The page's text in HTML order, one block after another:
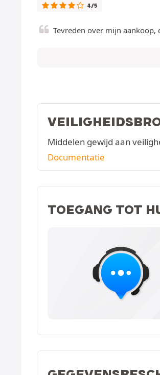
4/5
Tevreden over mijn aankoop,
Middelen gewijd aan
Documentatie
TOEGANG TOT